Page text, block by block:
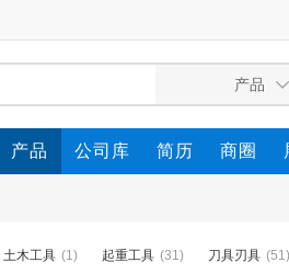
产品 公司库 简历 商圈
土木工具 (1) 起重工具 (31) 刀具刃具 (51)